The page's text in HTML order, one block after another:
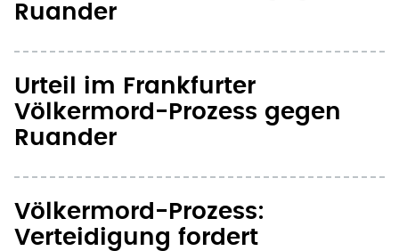
Ruander
Urteil im Frankfurter
Völkermord-Prozess gegen
Ruander
Völkermord-Prozess:
Verteidigung fordert